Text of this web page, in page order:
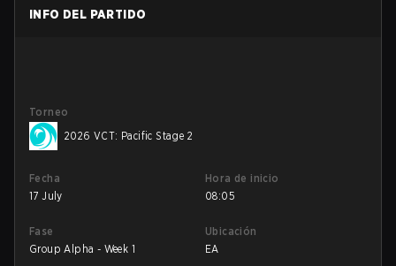
INFO DEL PARTIDO
Torneo
2026 VCT: Pacific Stage 2
Fecha
17 July
Hora de inicio
08:05
Fase
Group Alpha - Week 1
Ubicación
EA